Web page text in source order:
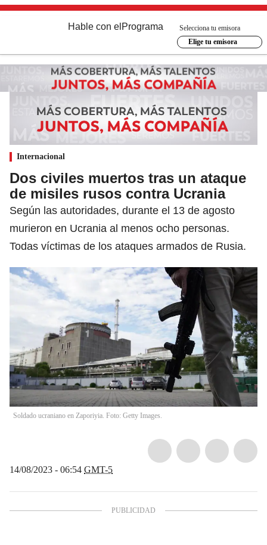
Hable con el Programa
Selecciona tu emisora
Elige tu emisora
Internacional
Dos civiles muertos tras un ataque
de misiles rusos contra Ucrania
Según las autoridades, durante el 13 de agosto
murieron en Ucrania al menos ocho personas.
Todas víctimas de los ataques armados de Rusia.
Soldado ucraniano en Zaporiyia. Foto: Getty Images.
14/08/2023 - 06:54 GMT-5